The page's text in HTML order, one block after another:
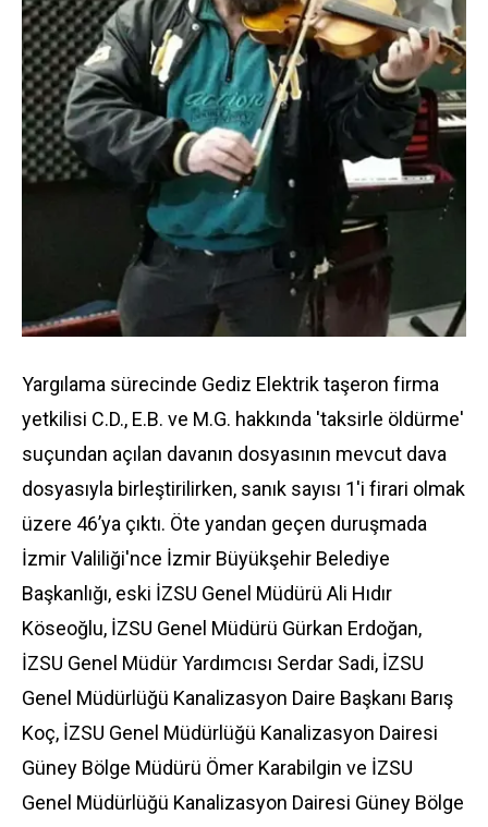
Yargılama sürecinde Gediz Elektrik taşeron firma
yetkilisi C.D., E.B. ve M.G. hakkında 'taksirle öldürme'
suçundan açılan davanın dosyasının mevcut dava
dosyasıyla birleştirilirken, sanık sayısı 1'i firari olmak
üzere 46’ya çıktı. Öte yandan geçen duruşmada
İzmir Valiliği'nce İzmir Büyükşehir Belediye
Başkanlığı, eski İZSU Genel Müdürü Ali Hıdır
Köseoğlu, İZSU Genel Müdürü Gürkan Erdoğan,
İZSU Genel Müdür Yardımcısı Serdar Sadi, İZSU
Genel Müdürlüğü Kanalizasyon Daire Başkanı Barış
Koç, İZSU Genel Müdürlüğü Kanalizasyon Dairesi
Güney Bölge Müdürü Ömer Karabilgin ve İZSU
Genel Müdürlüğü Kanalizasyon Dairesi Güney Bölge